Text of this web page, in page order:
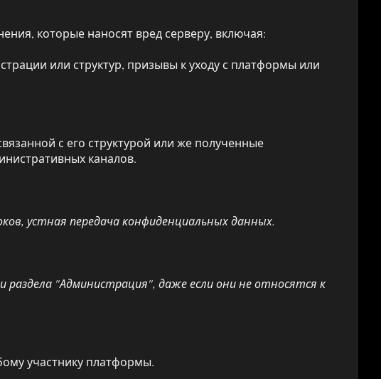
которые наносят вред серверу, включая:
или структур, призывы к уходу с платформы или
с его структурой или же полученные
каналов.
устная передача конфиденциальных данных.
"Администрация", даже если они не относятся к
участнику платформы.